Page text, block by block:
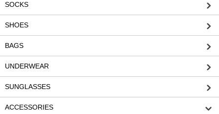
SOCKS
SHOES
BAGS
UNDERWEAR
SUNGLASSES
ACCESSORIES